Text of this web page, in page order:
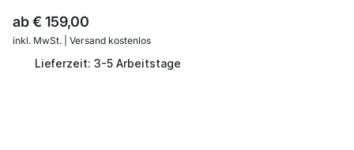
ab€ 159,00
inkl. MwSt. | Versand kostenlos
Lieferzeit: 3-5 Arbeitstage